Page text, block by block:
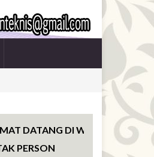
DATANG DI WEBSITE SENTRA
PERSON